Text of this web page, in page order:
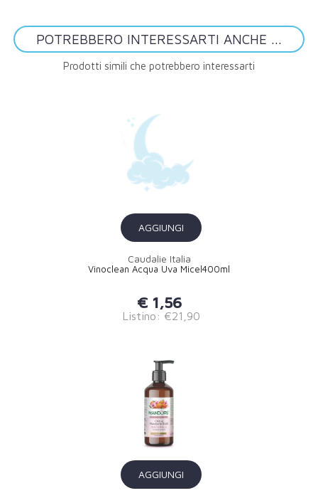
POTREBBERO INTERESSARTI ANCHE ...
Prodotti simili che potrebbero interessarti
AGGIUNGI
Caudalie Italia
Vinoclean Acqua Uva Micel400ml
€ 1,56
Listino: €21,90
AGGIUNGI